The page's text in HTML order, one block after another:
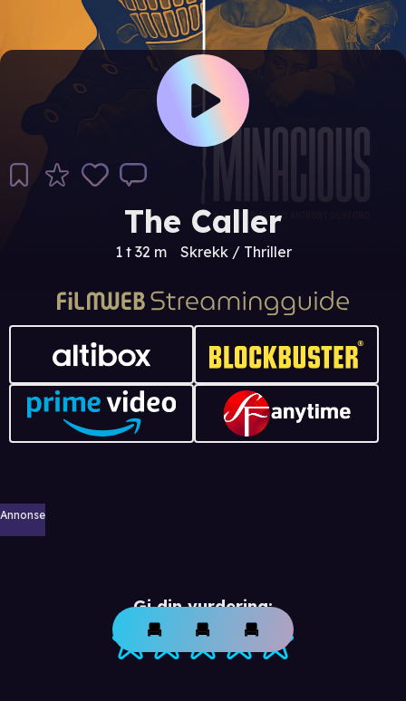
The Caller
1 t 32 m Skrekk / Thriller
Annonse
Gi din vurdering: